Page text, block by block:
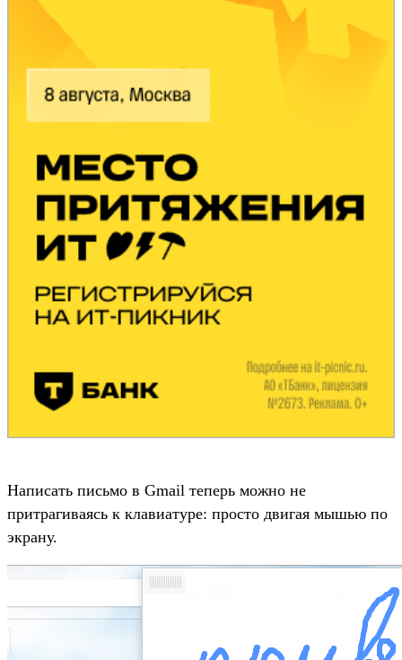
Написать письмо в Gmail теперь можно не
притрагиваясь к клавиатуре: просто двигая мышью по
экрану.